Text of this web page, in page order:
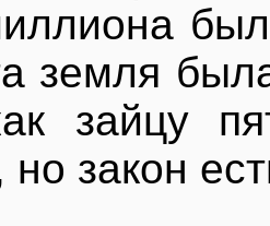
земля
зайцу
закон